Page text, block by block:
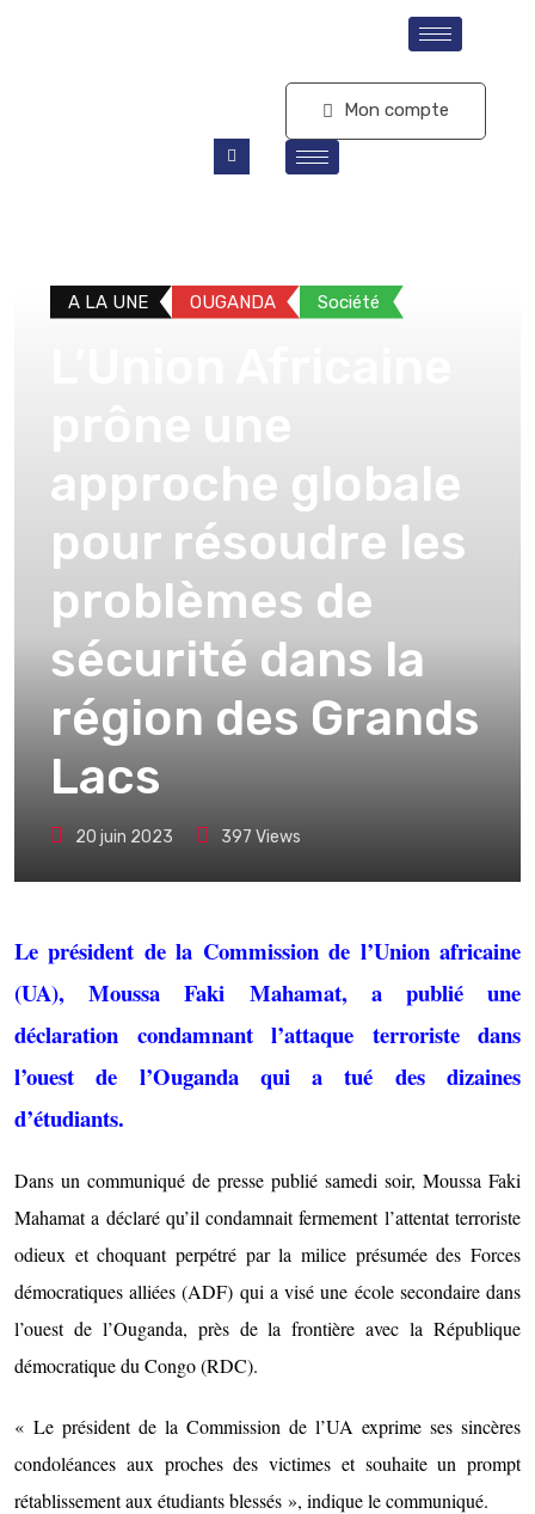
Mon compte
A LA UNE OUGANDA Société
approche globale
pour résoudre les
problèmes de
sécurité dans la
région des Grands
Lacs
20 juin 2023 397 Views
Le président de la Commission de l’Union africaine
(UA), Moussa Faki Mahamat, a publié une
déclaration condamnant l’attaque terroriste dans
l’ouest de l’Ouganda qui a tué des dizaines
d’étudiants.
Dans un communiqué de presse publié samedi soir, Moussa Faki
Mahamat a déclaré qu’il condamnait fermement l’attentat terroriste
odieux et choquant perpétré par la milice présumée des Forces
démocratiques alliées (ADF) qui a visé une école secondaire dans
l’ouest de l’Ouganda, près de la frontière avec la République
démocratique du Congo (RDC).
« Le président de la Commission de l’UA exprime ses sincères
condoléances aux proches des victimes et souhaite un prompt
rétablissement aux étudiants blessés », indique le communiqué.